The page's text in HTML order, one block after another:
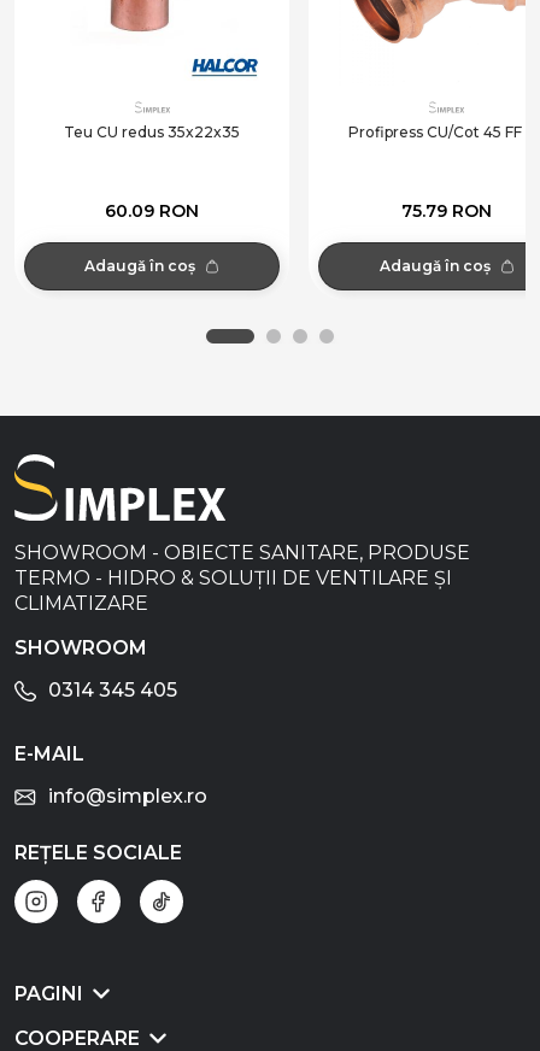
Teu CU redus 35x22x35
60.09 RON
Adaugă în coș
Profipress CU/Cot 45 FF
75.79 RON
Adaugă în coș
SHOWROOM - OBIECTE SANITARE, PRODUSE
TERMO - HIDRO & SOLUȚII DE VENTILARE ȘI
CLIMATIZARE
SHOWROOM
0314 345 405
E-MAIL
info@simplex.ro
REȚELE SOCIALE
PAGINI
COOPERARE